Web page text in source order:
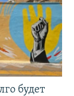
будет